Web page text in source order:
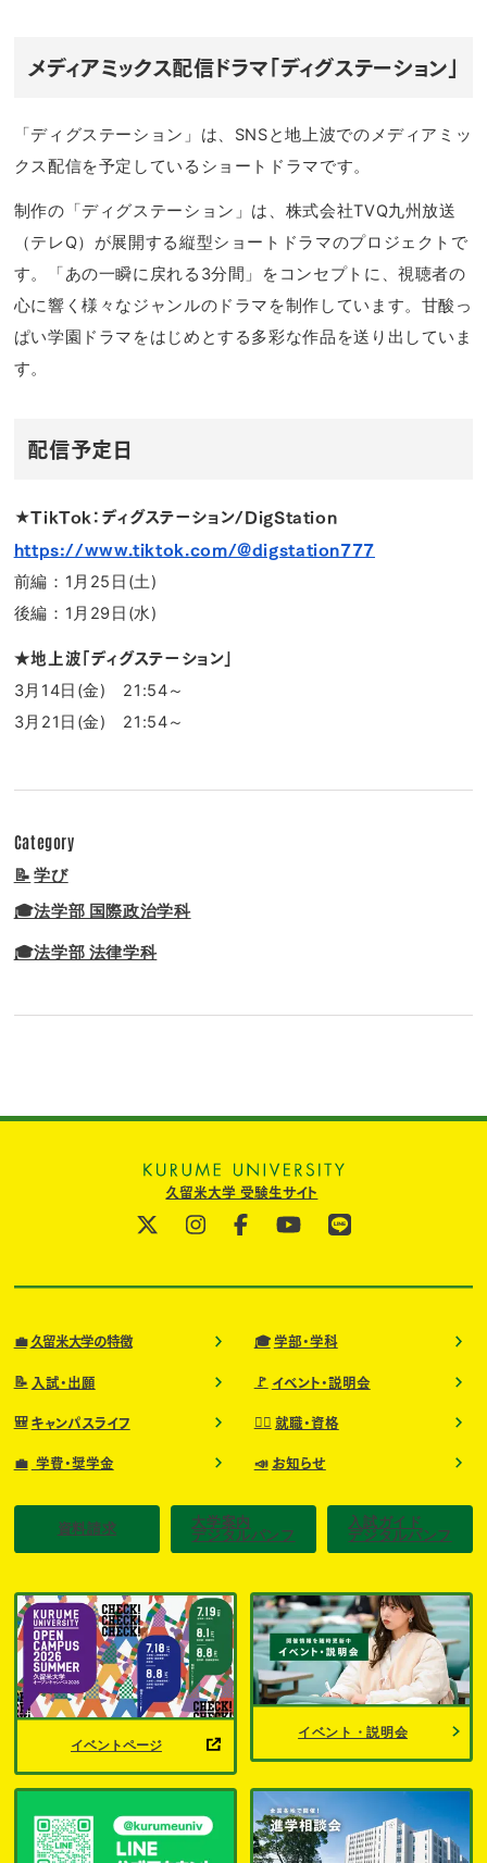
メディアミックス配信ドラマ「ディグステーション」
「ディグステーション」は、SNSと地上波でのメディアミッ
クス配信を予定しているショートドラマです。
制作の「ディグステーション」は、株式会社TVQ九州放送
（テレQ）が展開する縦型ショートドラマのプロジェクトで
す。「あの一瞬に戻れる3分間」をコンセプトに、視聴者の
心に響く様々なジャンルのドラマを制作しています。甘酸っ
ぱい学園ドラマをはじめとする多彩な作品を送り出していま
す。
配信予定日
★TikTok：ディグステーション/DigStation
https://www.tiktok.com/@digstation777
前編：1月25日(土)
後編：1月29日(水)
★地上波「ディグステーション」
3月14日(金) 21:54～
3月21日(金) 21:54～
Category
📝 学び
🎓法学部 国際政治学科
🎓法学部 法律学科
久留米大学 受験生サイト
💼 久留米大学の特徴 🎓 学部・学科
📝 入試・出願 🚩 イベント・説明会
🎒 キャンパスライフ 🧑‍⚕️ 就職・資格
💼 学費・奨学金 📣 お知らせ
資料請求
大学案内
デジタルパンフ
入試ガイド
デジタルパンフ
イベントページ
イベント・説明会